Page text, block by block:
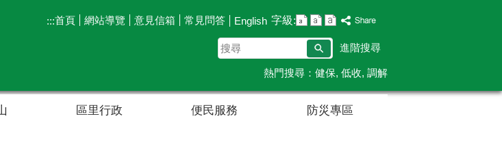
:::首頁 網站導覽 意見信箱 常見問答 English 字級:
搜
尋
進階搜尋
熱門搜尋： 健保 低收 調解
區里行政 便民服務 防災專區